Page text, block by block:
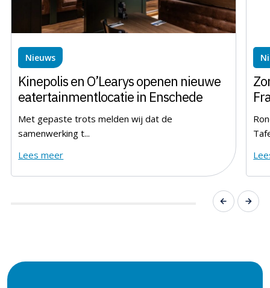
Nieuws
Kinepolis en O’Learys openen nieuwe
eatertainmentlocatie in Enschede
Met gepaste trots melden wij dat de
samenwerking t...
Lees meer